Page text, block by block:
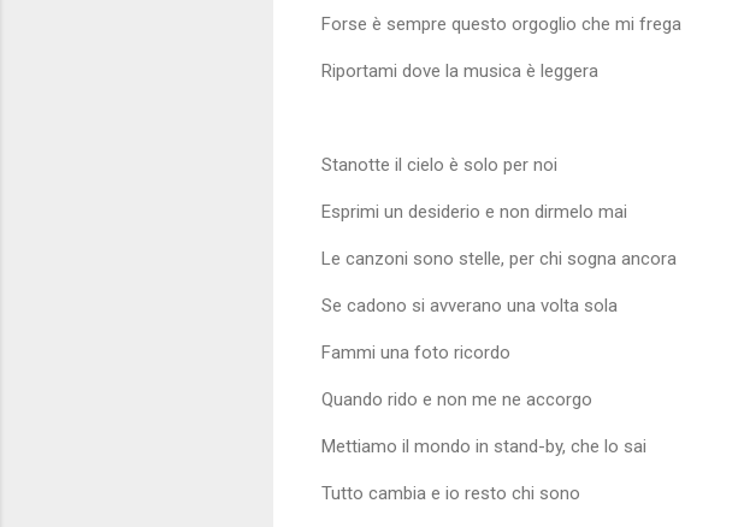
Forse è sempre questo orgoglio che mi frega
Riportami dove la musica è leggera
Stanotte il cielo è solo per noi
Esprimi un desiderio e non dirmelo mai
Le canzoni sono stelle, per chi sogna ancora
Se cadono si avverano una volta sola
Fammi una foto ricordo
Quando rido e non me ne accorgo
Mettiamo il mondo in stand-by, che lo sai
Tutto cambia e io resto chi sono